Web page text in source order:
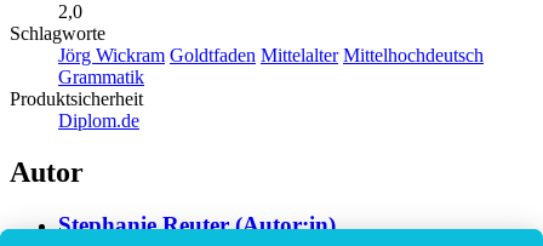
2,0
Schlagworte
Jörg Wickram Goldtfaden Mittelalter Mittelhochdeutsch
Grammatik
Produktsicherheit
Diplom.de
Autor
Stephanie Reuter (Autor:in)